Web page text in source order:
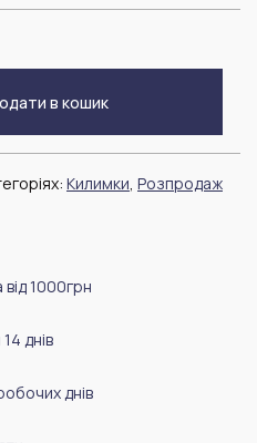
в кошик
Килимки, Розпродаж
1000грн
днів
днів